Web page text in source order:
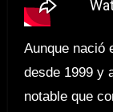
Aunque nació
desde 1999 y
notable que